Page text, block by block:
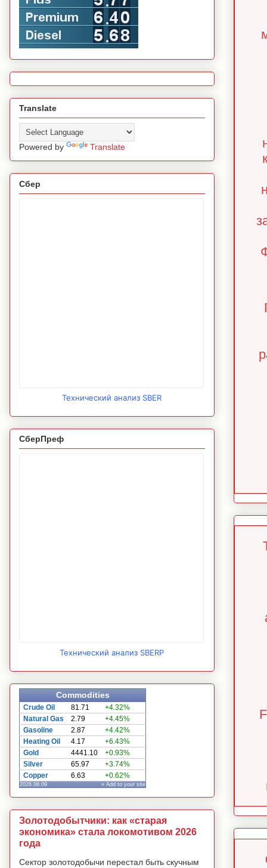
Translate
Powered by Translate
Сбер
Технический анализ SBER
СберПреф
Технический анализ SBERP
Commodities
Crude Oil 81.71
+4.32%
Natural Gas
2.79
+4.45%
Gasoline
2.87
+4.42%
Heating Oil
4.17
+6.43%
Gold
4441.10
+0.93%
Silver
65.97
+3.74%
Copper
6.63 +0.62%
2026.08.09 » Add to your site
Золотодобытчики: как «старая
экономика» стала локомотивом 2026
года
Сектор золотодобычи перестал быть скучным